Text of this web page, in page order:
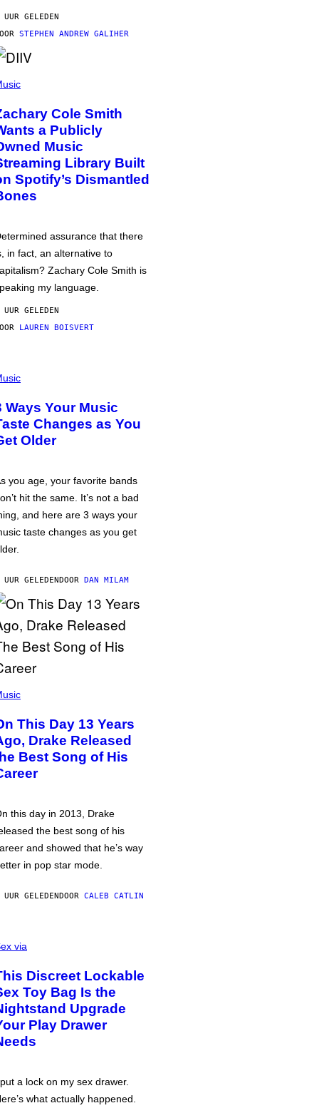
GELEDEN
STEPHEN ANDREW GALIHER
Cole Smith
a Publicly
Music
Library Built
Spotify’s Dismantled
assurance that there
in fact, an alternative to
Zachary Cole Smith is
my language.
GELEDEN
LAUREN BOISVERT
Ways Your Music
Changes as You
Older
you age, your favorite bands
hit the same. It’s not a bad
and here are 3 ways your
taste changes as you get
GELEDENDOOR DAN MILAM
This Day 13 Years
Drake Released
Best Song of His
this day in 2013, Drake
the best song of his
and showed that he’s way
in pop star mode.
GELEDENDOOR CALEB CATLIN
via
Discreet Lockable
Toy Bag Is the
Upgrade
Play Drawer
a lock on my sex drawer.
what actually happened.